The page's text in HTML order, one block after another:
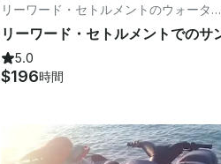
リーワード・セトルメントのウォーター
スポーツ
5.0
$196時間